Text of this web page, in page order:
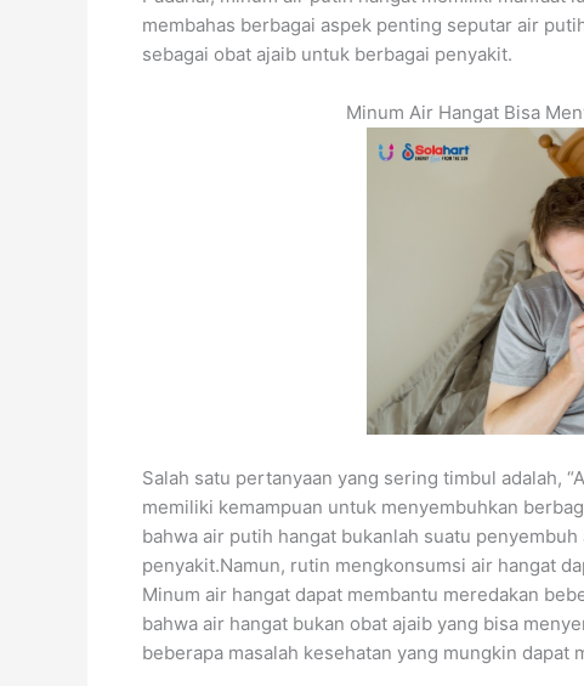
membahas berbagai aspek penting seputar air
sebagai obat ajaib untuk berbagai penyakit.
Minum Air Hangat Bisa
Salah satu pertanyaan yang sering timbul adalah,
memiliki kemampuan untuk menyembuhkan
bahwa air putih hangat bukanlah suatu
penyakit.Namun, rutin mengkonsumsi air hangat
Minum air hangat dapat membantu meredakan
bahwa air hangat bukan obat ajaib yang bisa
beberapa masalah kesehatan yang mungkin dapat